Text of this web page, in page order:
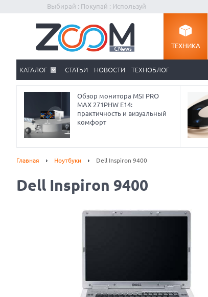
Выбирай : Покупай : Используй
ТЕХНИКА
КАТАЛОГ СТАТЬИ НОВОСТИ ТЕХНОБЛОГ
Обзор монитора MSI PRO
MAX 271PHW E14:
практичность и визуальный
комфорт
Главная Ноутбуки Dell Inspiron 9400
Dell Inspiron 9400